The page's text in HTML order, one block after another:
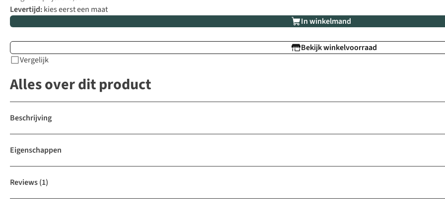
Levertijd:kies eerst een maat
In winkelmand
Bekijk winkelvoorraad
Vergelijk
Alles over dit product
Beschrijving
Eigenschappen
Reviews(1)